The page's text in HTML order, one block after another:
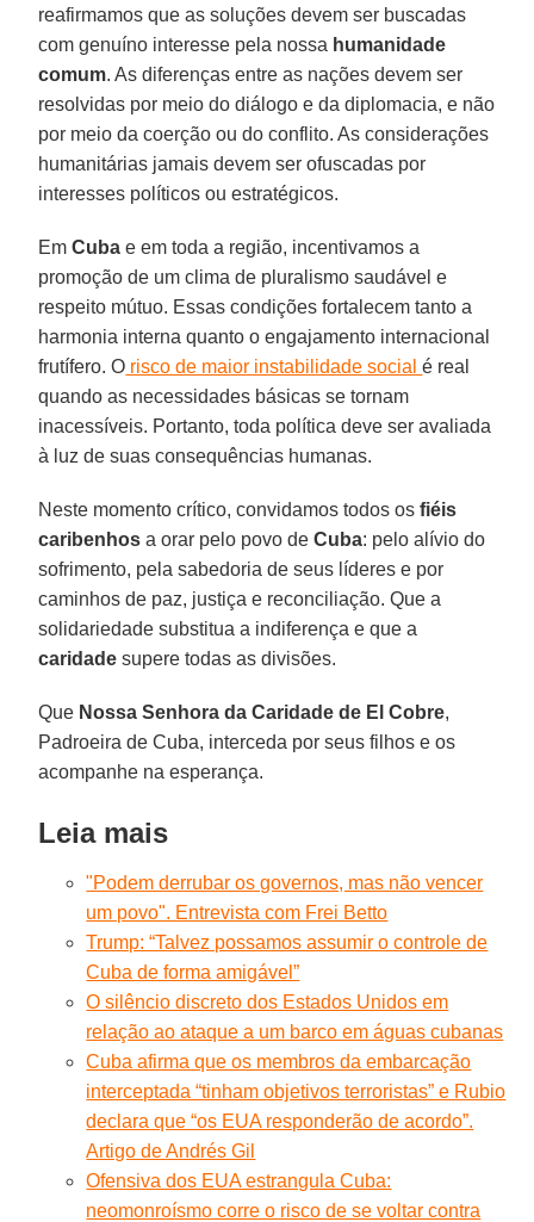
reafirmamos que as soluções devem ser buscadas
com genuíno interesse pela nossa humanidade
comum. As diferenças entre as nações devem ser
resolvidas por meio do diálogo e da diplomacia, e não
por meio da coerção ou do conflito. As considerações
humanitárias jamais devem ser ofuscadas por
interesses políticos ou estratégicos.
EmCuba e em toda a região, incentivamos a
promoção de um clima de pluralismo saudável e
respeito mútuo. Essas condições fortalecem tanto a
harmonia interna quanto o engajamento internacional
frutífero. O risco de maior instabilidade socialé real
quando as necessidades básicas se tornam
inacessíveis. Portanto, toda política deve ser avaliada
à luz de suas consequências humanas.
Neste momento crítico, convidamos todos os fiéis
caribenhos a orar pelo povo deCuba: pelo alívio do
sofrimento, pela sabedoria de seus líderes e por
caminhos de paz, justiça e reconciliação. Que a
solidariedade substitua a indiferença e que a
caridade supere todas as divisões.
Que Nossa Senhora da Caridade de El Cobre,
Padroeira de Cuba, interceda por seus filhos e os
acompanhe na esperança.
Leia mais
"Podem derrubar os governos, mas não vencer
um povo". Entrevista com Frei Betto
Trump: “Talvez possamos assumir o controle de
Cuba de forma amigável”
O silêncio discreto dos Estados Unidos em
relação ao ataque a um barco em águas cubanas
Cuba afirma que os membros da embarcação
interceptada “tinham objetivos terroristas” e Rubio
declara que “os EUA responderão de acordo”.
Artigo de Andrés Gil
Ofensiva dos EUA estrangula Cuba:
neomonroísmo corre o risco de se voltar contra